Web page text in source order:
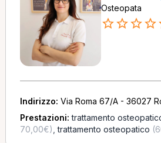
Osteopata
Indirizzo: Via Roma 67/A - 36027
Prestazioni:trattamento
70,00€) ,trattamento osteopatico